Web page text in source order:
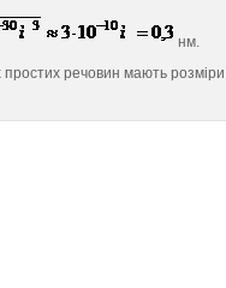
нм.
речовин мають розміри